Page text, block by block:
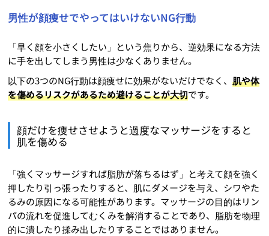
男性が顔痩せでやってはいけないNG行動
「早く顔を小さくしたい」という焦りから、逆効果になる方法
に手を出してしまう男性は少なくありません。
以下の3つのNG行動は顔痩せに効果がないだけでなく、肌や体
を傷めるリスクがあるため避けることが大切です。
顔だけを痩せさせようと過度なマッサージをすると
肌を傷める
「強くマッサージすれば脂肪が落ちるはず」と考えて顔を強く
押したり引っ張ったりすると、肌にダメージを与え、シワやた
るみの原因になる可能性があります。マッサージの目的はリン
パの流れを促進してむくみを解消することであり、脂肪を物理
的に潰したり揉み出したりすることではありません。